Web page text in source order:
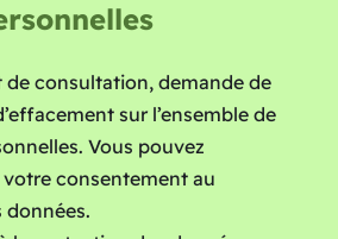
de consultation, demande de
sur l’ensemble de
Vous pouvez
consentement au